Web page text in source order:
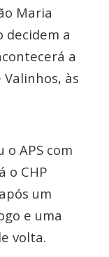
Maria
decidem a
a
às
APS com
o CHP
um
e uma
volta.